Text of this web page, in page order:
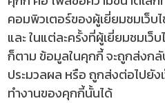
คอมพิวเตอร์ของผู้เยี่ยมชมเว็บไ
และ ในแต่ละครั้งที่ผู้เยี่ยมชมเว็
ก็ตาม ข้อมูลในคุกกี้ จะถูกส่งกลั
ประมวลผล หรือ ถูกส่งต่อไปยัง
ทำงานของคุกกี้นั้นได้